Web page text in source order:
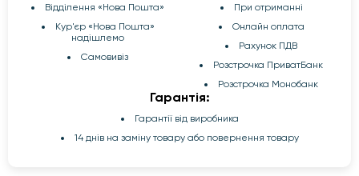
Відділення «Нова Пошта»
Кур'єр «Нова Пошта»
надішлемо
Самовивіз
При отриманні
Онлайн оплата
Рахунок ПДВ
Розстрочка ПриватБанк
Розстрочка Монобанк
Гарантія:
Гарантії від виробника
14 днів на заміну товару або повернення товару